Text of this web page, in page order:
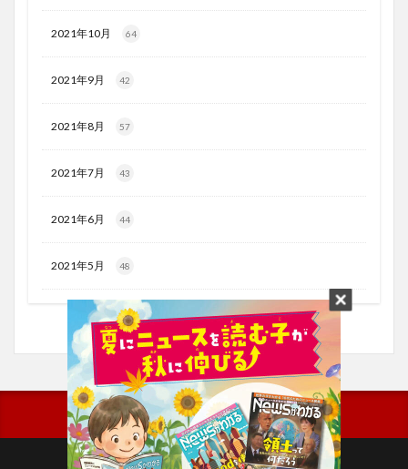
2021年10月 64
2021年9月 42
2021年8月 57
2021年7月 43
2021年6月 44
2021年5月 48